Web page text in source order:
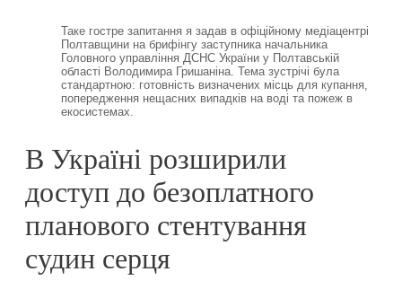
Таке гостре запитання я задав в офіційному медіацентрі
Полтавщини на брифінгу заступника начальника
Головного управління ДСНС України у Полтавській
області Володимира Гришаніна. Тема зустрічі була
стандартною: готовність визначених місць для купання,
попередження нещасних випадків на воді та пожеж в
екосистемах.
В Україні розширили
доступ до безоплатного
планового стентування
судин серця